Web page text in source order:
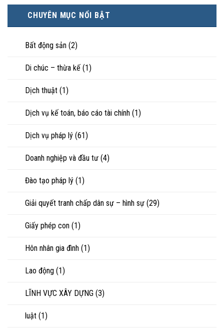
nào?
trực
tiếp
nuôi
hạnh
phúc:
Góc
tài
sản
chấp
CHUYÊN MỤC NỔI BẬT
Bất động sản (2)
Di chúc – thừa kế (1)
Dịch thuật (1)
Dịch vụ kế toán, báo cáo tài chính (1)
Dịch vụ pháp lý (61)
Doanh nghiệp và đầu tư (4)
Đào tạo pháp lý (1)
Giải quyết tranh chấp dân sự – hình sự (29)
Giấy phép con (1)
Hôn nhân gia đình (1)
Lao động (1)
LĨNH VỰC XÂY DỰNG (3)
luật (1)